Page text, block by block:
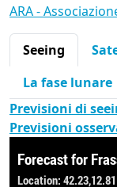
ARA -
Seeing
La fase lunare
Previsioni di
Previsioni